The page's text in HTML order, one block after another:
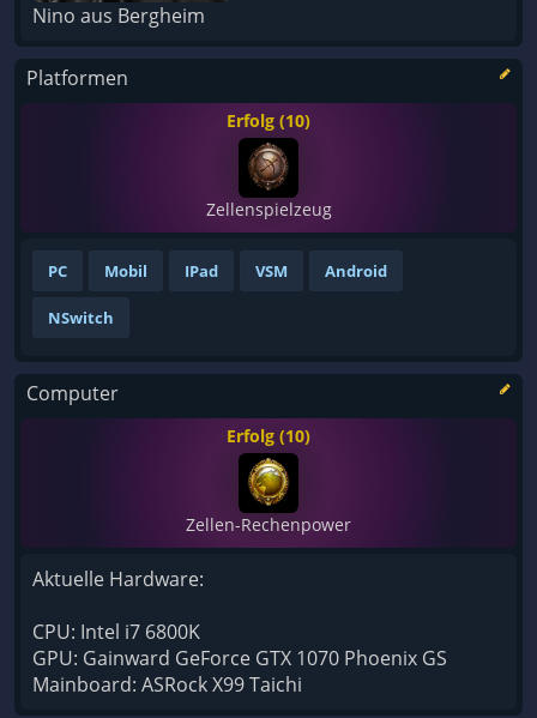
Nino aus Bergheim
Platformen
Erfolg (10)
Zellenspielzeug
PC Mobil IPad VSM Android
NSwitch
Computer
Erfolg (10)
Zellen-Rechenpower
Aktuelle Hardware:
CPU: Intel i7 6800K
GPU: Gainward GeForce GTX 1070 Phoenix GS
Mainboard: ASRock X99 Taichi